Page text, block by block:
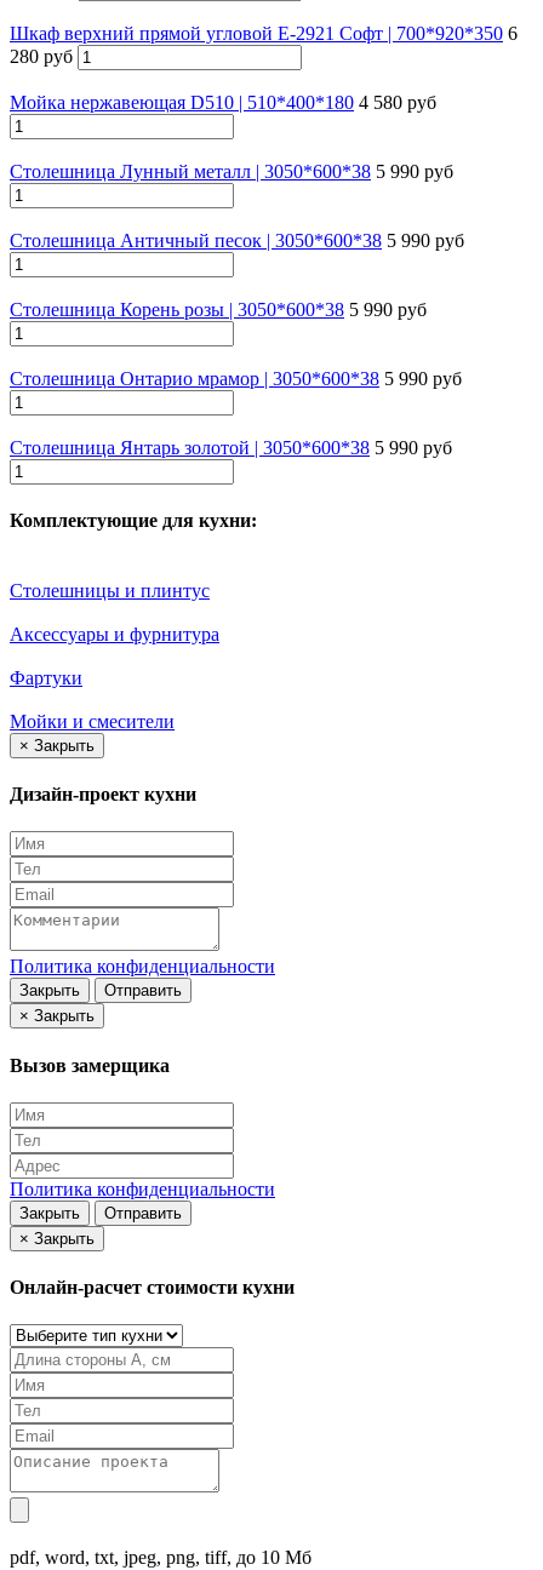
Шкаф верхний прямой угловой Е-2921 Софт | 700*920*350 6
280 руб
Мойка нержавеющая D510 | 510*400*180 4 580 руб
Столешница Лунный металл | 3050*600*38 5 990 руб
Столешница Античный песок | 3050*600*38 5 990 руб
Столешница Корень розы | 3050*600*38 5 990 руб
Столешница Онтарио мрамор | 3050*600*38 5 990 руб
Столешница Янтарь золотой | 3050*600*38 5 990 руб
Комплектующие для кухни:
Столешницы и плинтус
Аксессуары и фурнитура
Фартуки
Мойки и смесители
× Закрыть
Дизайн-проект кухни
Политика конфиденциальности
Закрыть
Отправить
× Закрыть
Вызов замерщика
Политика конфиденциальности
Закрыть
Отправить
× Закрыть
Онлайн-расчет стоимости кухни
pdf, word, txt, jpeg, png, tiff, до 10 Мб